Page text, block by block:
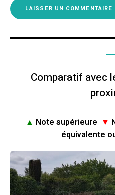
Comparatif avec
▲ Note supérieure ▼
équivalente